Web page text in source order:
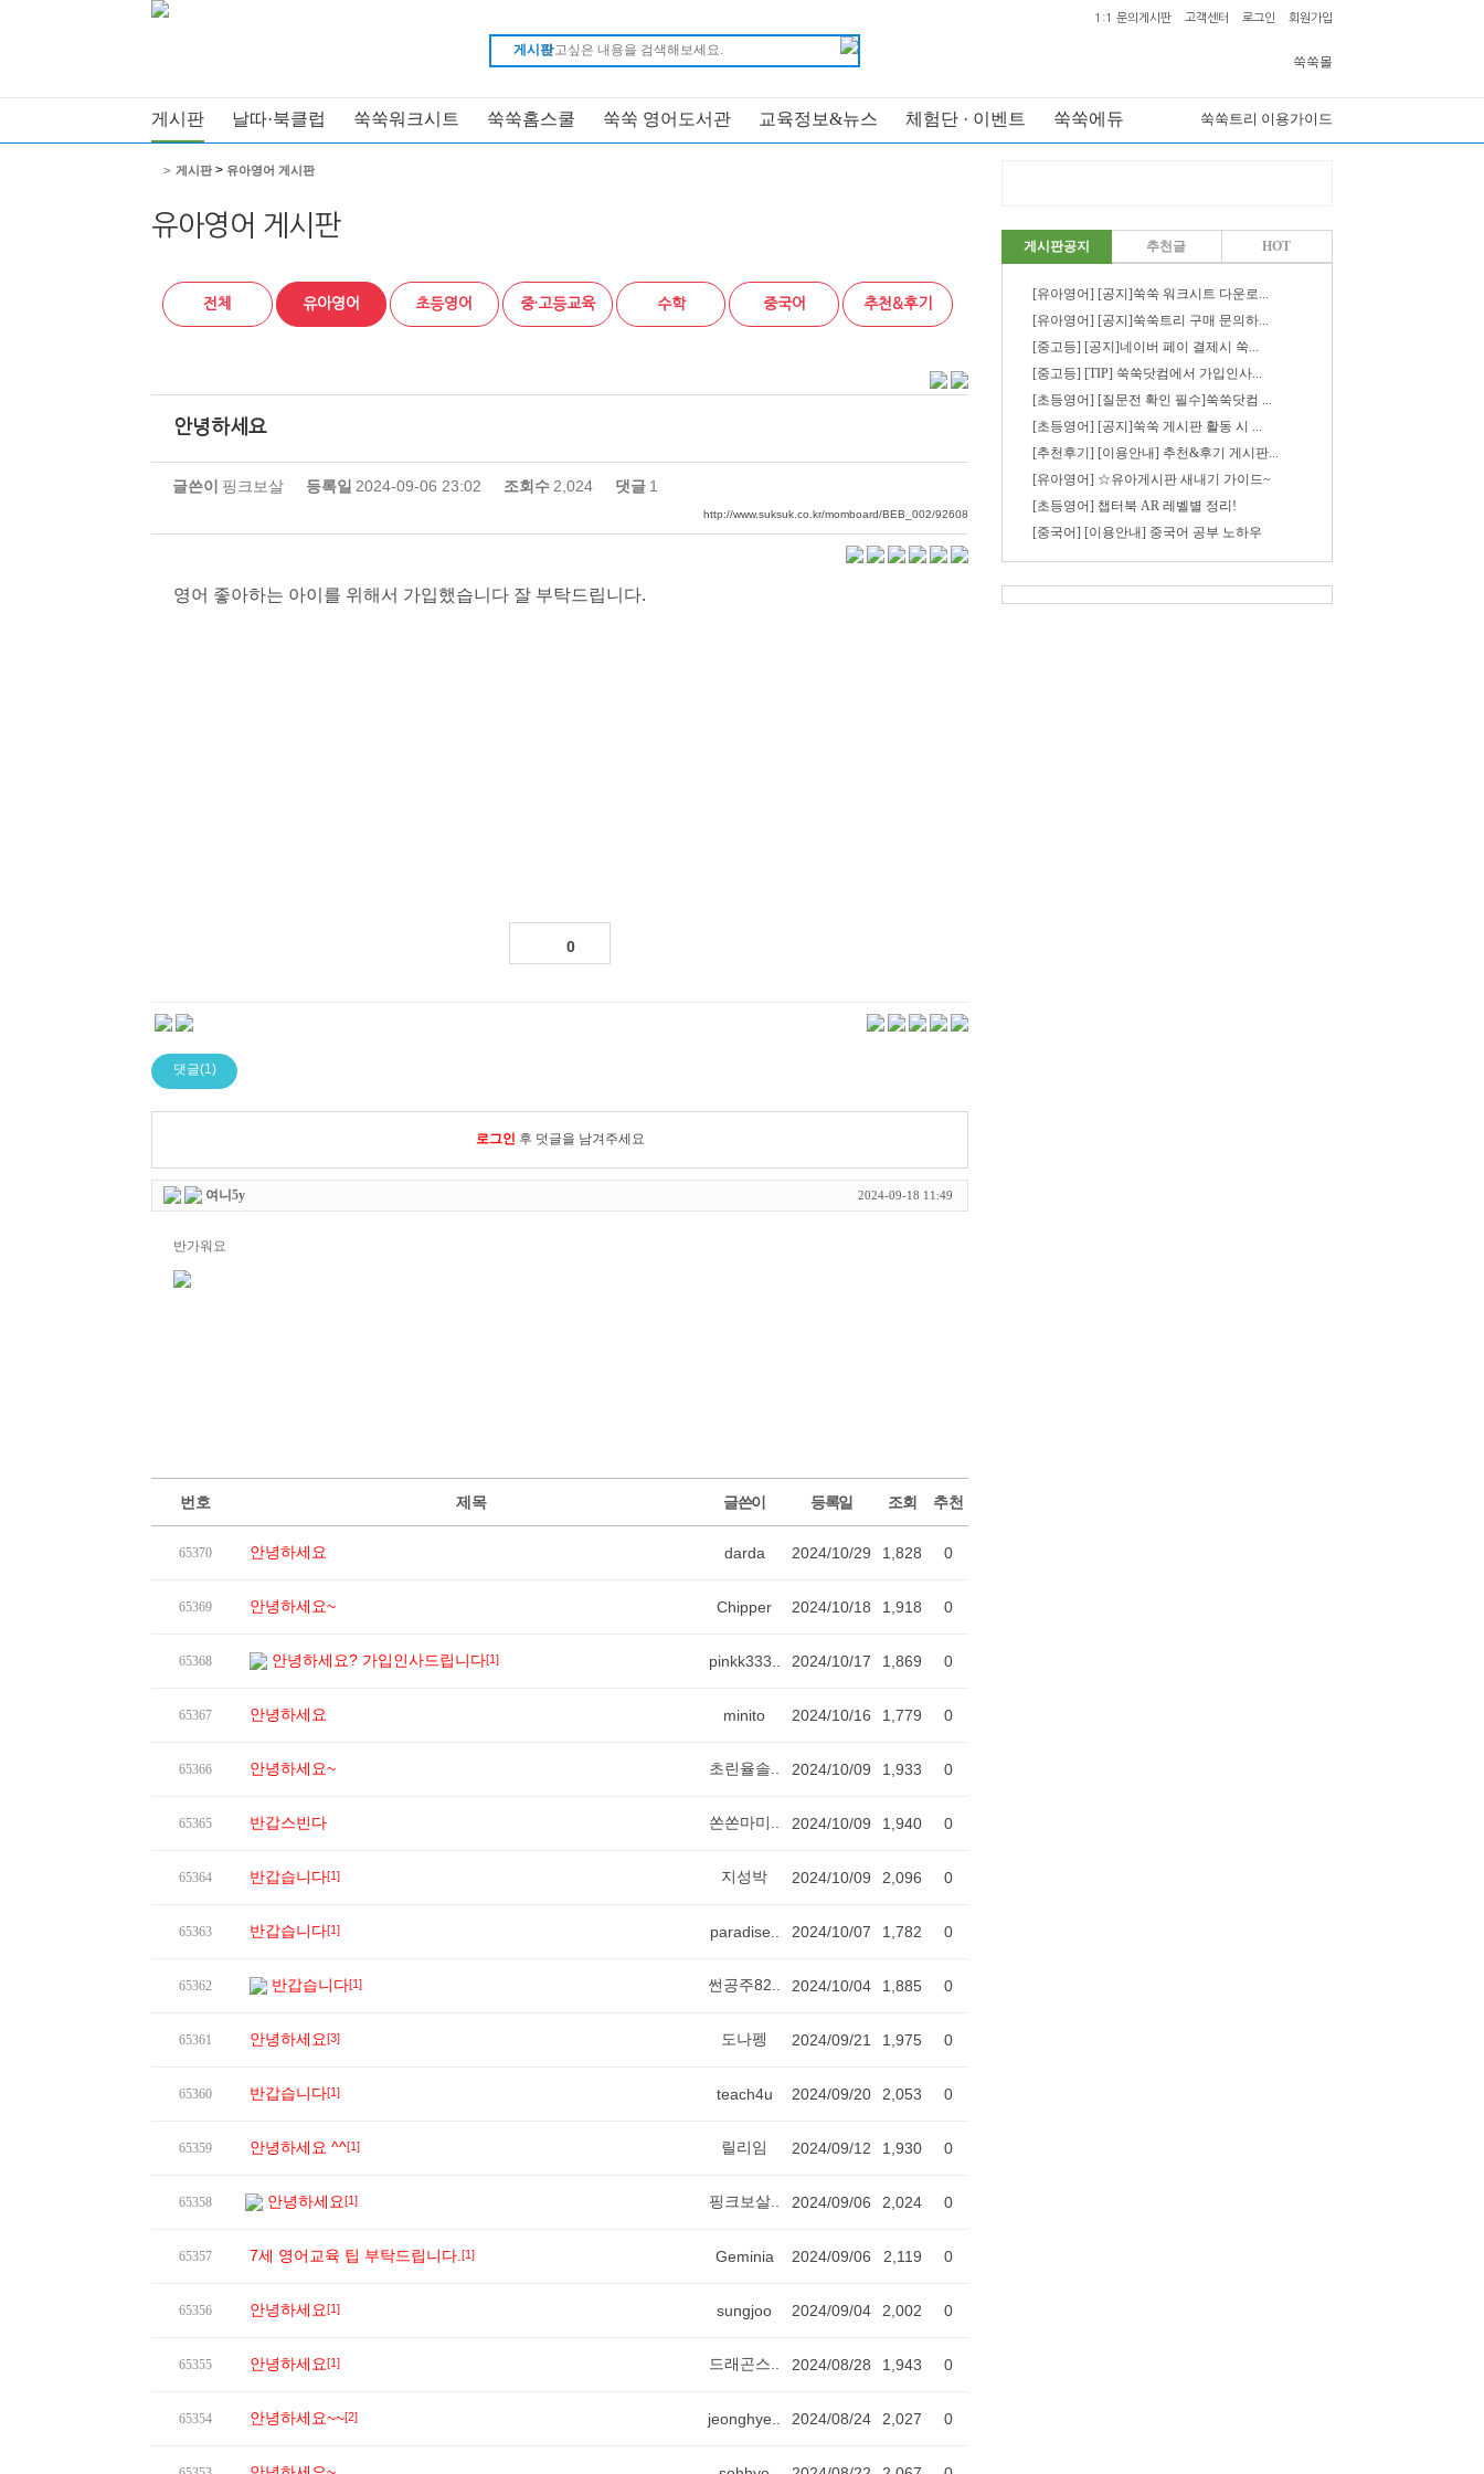
게시판
1:1 문의게시판 고객센터 로그인 회원가입
쑥쑥몰
게시판 날따·북클럽 쑥쑥워크시트 쑥쑥홈스쿨 쑥쑥 영어도서관 교육정보&뉴스 체험단 · 이벤트 쑥쑥에듀 쑥쑥트리 이용가이드
유아영어 게시판
> 게시판> 유아영어 게시판
전체 유아영어 초등영어 중·고등교육 수학 중국어 추천&후기
안녕하세요
글쓴이 핑크보살 등록일 2024-09-06 23:02 조회수 2,024 댓글 1
http://www.suksuk.co.kr/momboard/BEB_002/92608
영어 좋아하는 아이를 위해서 가입했습니다 잘 부탁드립니다.
0
댓글(1)
로그인 후 덧글을 남겨주세요
여니5y 2024-09-18 11:49
반가워요
번호 제목 글쓴이 등록일 조회 추천
65370 안녕하세요 darda 2024/10/29 1,828 0
65369 안녕하세요~ Chipper 2024/10/18 1,918 0
65368 안녕하세요? 가입인사드립니다[1] pinkk333.. 2024/10/17 1,869 0
65367 안녕하세요 minito 2024/10/16 1,779 0
65366 안녕하세요~ 초린율솔.. 2024/10/09 1,933 0
65365 반갑스빈다 쏜쏜마미.. 2024/10/09 1,940 0
65364 반갑습니다[1] 지성박 2024/10/09 2,096 0
65363 반갑습니다[1] paradise.. 2024/10/07 1,782 0
65362 반갑습니다[1] 썬공주82.. 2024/10/04 1,885 0
65361 안녕하세요[3] 도나펭 2024/09/21 1,975 0
65360 반갑습니다[1] teach4u 2024/09/20 2,053 0
65359 안녕하세요 ^^[1] 릴리임 2024/09/12 1,930 0
65358 안녕하세요[1] 핑크보살.. 2024/09/06 2,024 0
65357 7세 영어교육 팁 부탁드립니다. [1] Geminia 2024/09/06 2,119 0
65356 안녕하세요[1] sungjoo 2024/09/04 2,002 0
65355 안녕하세요[1] 드래곤스.. 2024/08/28 1,943 0
65354 안녕하세요~~[2] jeonghye.. 2024/08/24 2,027 0
게시판공지 추천글 HOT
[유아영어] [공지]쑥쑥 워크시트 다운로...
[유아영어] [공지]쑥쑥트리 구매 문의하...
[중고등] [공지]네이버 페이 결제시 쑥...
[중고등] [TIP] 쑥쑥닷컴에서 가입인사...
[초등영어] [질문전 확인 필수]쑥쑥닷컴 ...
[초등영어] [공지]쑥쑥 게시판 활동 시 ...
[추천후기] [이용안내] 추천&후기 게시판...
[유아영어] ☆유아게시판 새내기 가이드~
[초등영어] 챕터북 AR 레벨별 정리!
[중국어] [이용안내] 중국어 공부 노하우